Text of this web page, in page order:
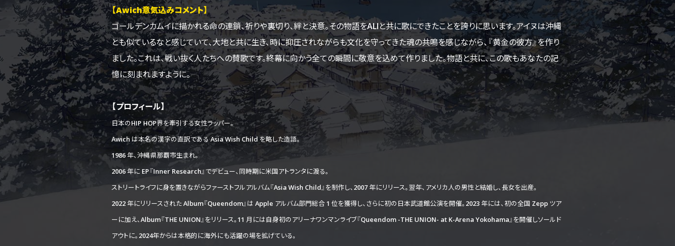
【Awich意気込みコメント】
ゴールデンカムイに描かれる命の連鎖、祈りや裏切り、絆と決意。その物語をALIと共に歌にできたことを誇りに思います。アイヌは沖縄
とも似ているなと感じていて、大地と共に生き、時に抑圧されながらも文化を守ってきた魂の共鳴を感じながら、『黄金の彼方』を作り
ました。これは、戦い抜く人たちへの賛歌です。終幕に向かう全ての瞬間に敬意を込めて作りました。物語と共に、この歌もあなたの記
憶に刻まれますように。
【プロフィール】
日本のHIP HOP界を牽引する女性ラッパー。
Awich は本名の漢字の直訳である Asia Wish Child を略した造語。
1986 年、沖縄県那覇市生まれ。
2006 年に EP『Inner Research』でデビュー、同時期に米国アトランタに渡る。
ストリートライフに身を置きながらファーストフルアルバム『Asia Wish Child』を制作し、2007 年にリリース。翌年、アメリカ人の男性と結婚し、長女を出産。
2022 年にリリースされた Album『Queendom』は Apple アルバム部門総合 1 位を獲得し、さらに初の日本武道館公演を開催。2023 年には、初の全国 Zepp ツア
ーに加え、Album『THE UNION』をリリース。11 月には自身初のアリーナワンマンライブ『Queendom -THE UNION- at K-Arena Yokohama』を開催しソールド
アウトに。2024年からは本格的に海外にも活躍の場を拡げている。